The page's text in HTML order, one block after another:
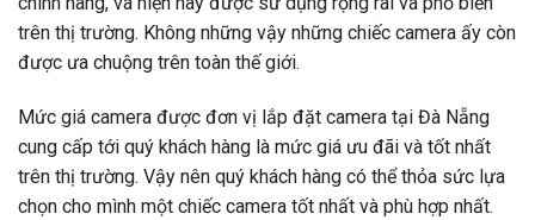
trên thị trường. Không những vậy những chiếc camera ấy còn
được ưa chuộng trên toàn thế giới.
Mức giá camera được đơn vị lắp đặt camera tại Đà Nẵng
cung cấp tới quý khách hàng là mức giá ưu đãi và tốt nhất
trên thị trường. Vậy nên quý khách hàng có thể thỏa sức lựa
chọn cho mình một chiếc camera tốt nhất và phù hợp nhất.